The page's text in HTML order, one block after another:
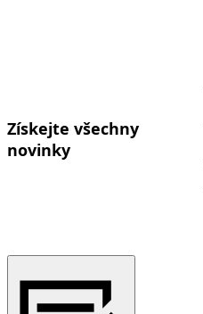
Získejte všechny
novinky